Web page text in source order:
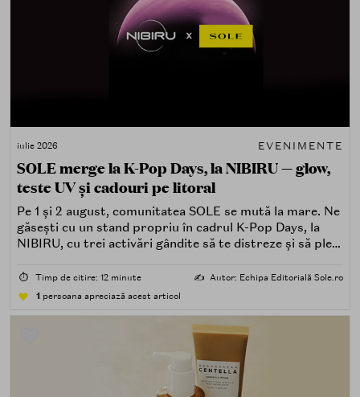
iulie 2026 EVENIMENTE
SOLE merge la K-Pop Days, la NIBIRU — glow,
teste UV și cadouri pe litoral
Pe 1 și 2 august, comunitatea SOLE se mută la mare. Ne
găsești cu un stand propriu în cadrul K-Pop Days, la
NIBIRU, cu trei activări gândite să te distreze și să pleci
⏱️ Timp de citire: 12 minute ✍️ Autor: Echipa Editorială Sole.ro
1 persoana apreciază acest articol